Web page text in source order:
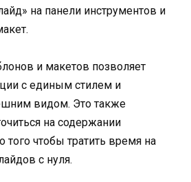
на панели инструментов и
и макетов позволяет
с единым стилем и
видом. Это также
на содержании
того чтобы тратить время на
с нуля.